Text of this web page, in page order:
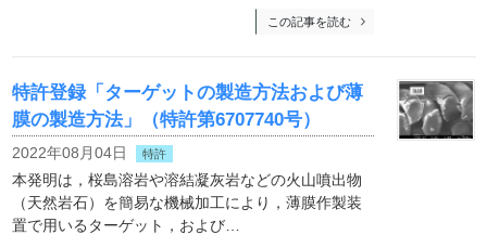
この記事を読む
特許登録「ターゲットの製造方法および薄
膜の製造方法」（特許第6707740号）
2022年08月04日 特許
本発明は，桜島溶岩や溶結凝灰岩などの火山噴出物
（天然岩石）を簡易な機械加工により，薄膜作製装
置で用いるターゲット，および…